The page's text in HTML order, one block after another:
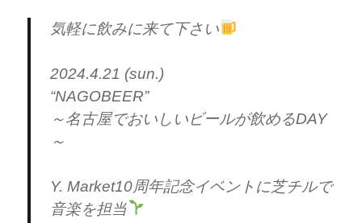
気軽に飲みに来て下さい
2024.4.21 (sun.)
“NAGOBEER”
～名古屋でおいしいビールが飲めるDAY
～
Y. Market10周年記念イベントに芝チルで
音楽を担当